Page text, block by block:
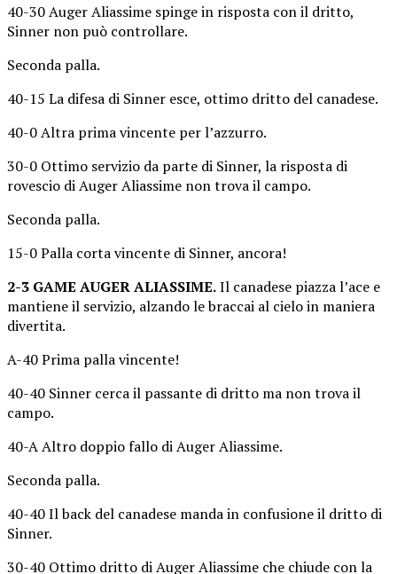
40-30 Auger Aliassime spinge in risposta con il dritto,
Sinner non può controllare.
Seconda palla.
40-15 La difesa di Sinner esce, ottimo dritto del canadese.
40-0 Altra prima vincente per l’azzurro.
30-0 Ottimo servizio da parte di Sinner, la risposta di
rovescio di Auger Aliassime non trova il campo.
Seconda palla.
15-0 Palla corta vincente di Sinner, ancora!
2-3 GAME AUGER ALIASSIME.Il canadese piazza l’ace e
mantiene il servizio, alzando le braccai al cielo in maniera
divertita.
A-40 Prima palla vincente!
40-40 Sinner cerca il passante di dritto ma non trova il
campo.
40-A Altro doppio fallo di Auger Aliassime.
Seconda palla.
40-40 Il back del canadese manda in confusione il dritto di
Sinner.
30-40 Ottimo dritto di Auger Aliassime che chiude con la